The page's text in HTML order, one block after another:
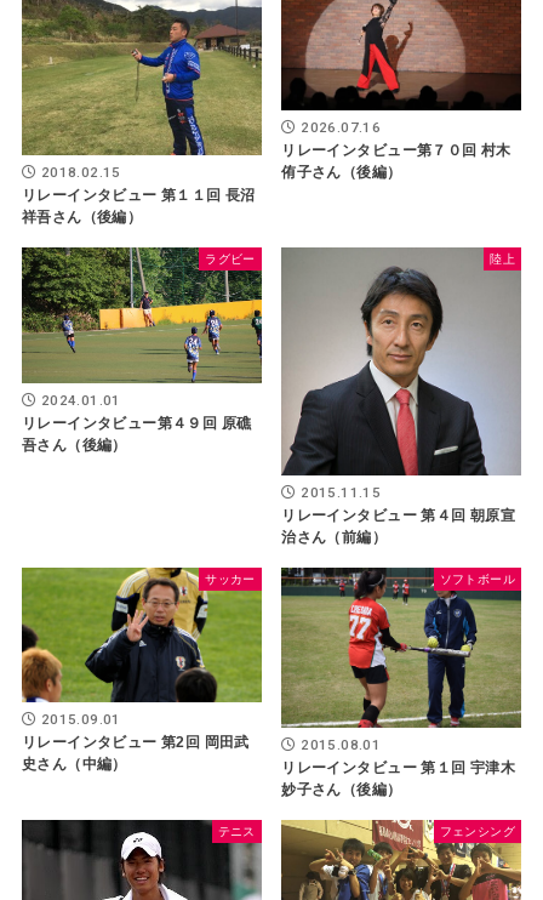
2018.02.15
リレーインタビュー 第１１回 長沼
祥吾さん（後編）
2026.07.16
リレーインタビュー第７０回 村木
侑子さん（後編）
ラグビー
2024.01.01
リレーインタビュー第４９回 原礁
吾さん（後編）
陸上
2015.11.15
リレーインタビュー 第４回 朝原宣
治さん（前編）
サッカー
2015.09.01
リレーインタビュー 第2回 岡田武
史さん（中編）
ソフトボール
2015.08.01
リレーインタビュー 第１回 宇津木
妙子さん（後編）
テニス フェンシング